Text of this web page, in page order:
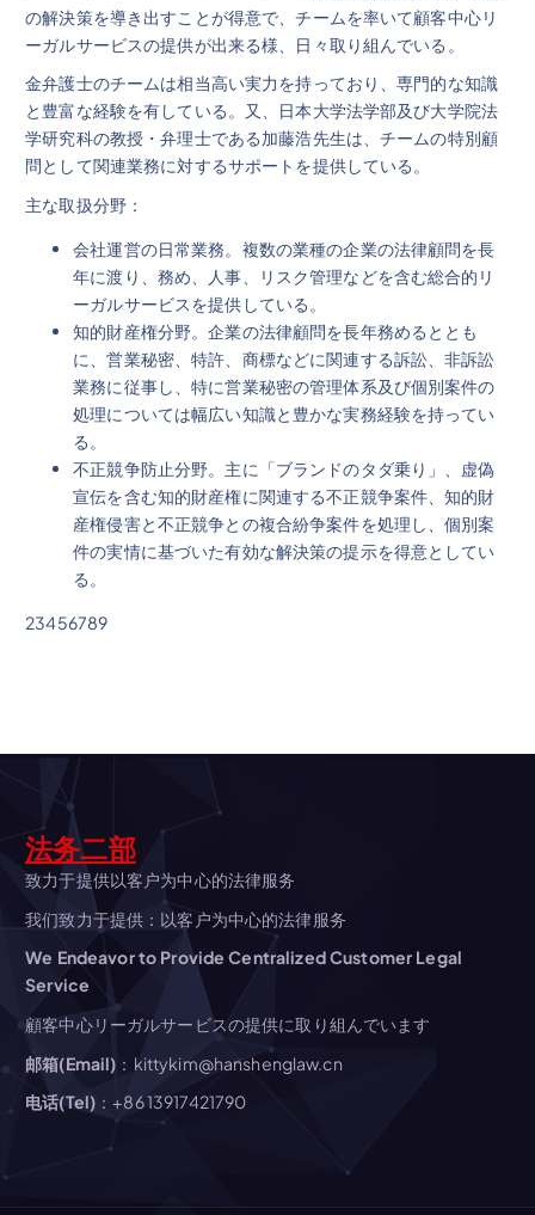
の解決策を導き出すことが得意で、チームを率いて顧客中心リ
ーガルサービスの提供が出来る様、日々取り組んでいる。
金弁護士のチームは相当高い実力を持っており、専門的な知識
と豊富な経験を有している。又、日本大学法学部及び大学院法
学研究科の教授・弁理士である加藤浩先生は、チームの特別顧
問として関連業務に対するサポートを提供している。
主な取扱分野：
会社運営の日常業務。複数の業種の企業の法律顧問を長
年に渡り、務め、人事、リスク管理などを含む総合的リ
ーガルサービスを提供している。
知的財産権分野。企業の法律顧問を長年務めるととも
に、営業秘密、特許、商標などに関連する訴訟、非訴訟
業務に従事し、特に営業秘密の管理体系及び個別案件の
処理については幅広い知識と豊かな実務経験を持ってい
る。
不正競争防止分野。主に「ブランドのタダ乗り」、虚偽
宣伝を含む知的財産権に関連する不正競争案件、知的財
産権侵害と不正競争との複合紛争案件を処理し、個別案
件の実情に基づいた有効な解決策の提示を得意としてい
る。
23456789
法务二部
致力于提供以客户为中心的法律服务
我们致力于提供：以客户为中心的法律服务
We Endeavor to Provide Centralized Customer Legal
Service
顧客中心リーガルサービスの提供に取り組んでいます
邮箱(Email) ：kittykim@hanshenglaw.cn
电话(Tel) ：+86 13917421790